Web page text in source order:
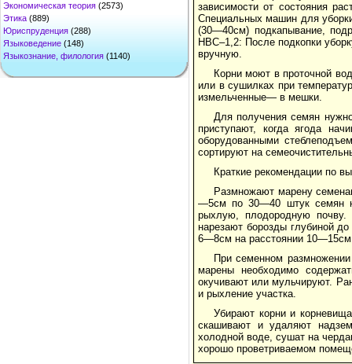
Экономическая теория (2573)
Этика (889)
Юриспруденция (288)
Языковедение (148)
Языкознание, филология (1140)
зависимости от состояния
Специальных машин для
(30—40см) подкапывание,
НВС–1,2: После подкопки
вручную.
Корни моют в проточной
или в сушилках при
измельченные— в мешки.
Для получения семян
приступают, когда ягода
оборудованными
сортируют на
Краткие рекомендации по
Размножают марену
—5см по 30—40 штук семян
рыхлую, плодородную почву.
нарезают борозды глубиной
6—8см на расстоянии 10—15см
При семенном
марены необходимо
окучивают или мульчируют.
и рыхление участка.
Убирают корни и
скашивают и удаляют
холодной воде, сушат на
хорошо проветриваемом